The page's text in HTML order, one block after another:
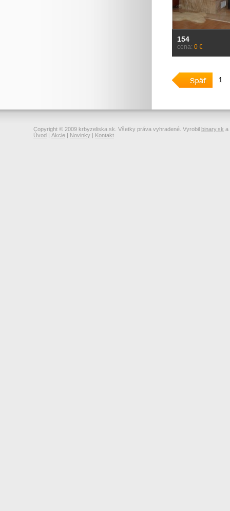
154
cena: 0 €
1
Copyright © 2009 krbyzeliska.sk. Všetky práva vyhradené. Vyrobil binary.sk a
Úvod | Akcie | Novinky | Kontakt